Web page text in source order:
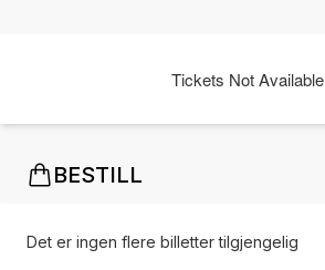
Tickets Not Available
BESTILL
Det er ingen flere billetter tilgjengelig